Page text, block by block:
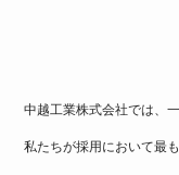
中越工業株式会社では、
私たちが採用において最